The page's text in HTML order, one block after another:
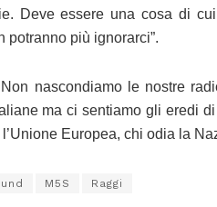
Deve essere una cosa di
potranno più ignorarci”.
nascondiamo le nostre
ma ci sentiamo gli eredi
Europea, chi odia la
M5S Raggi